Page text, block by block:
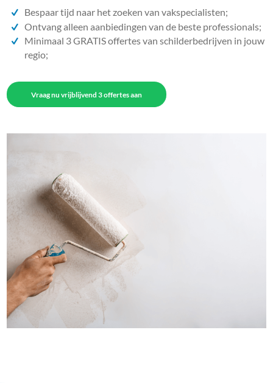
Bespaar tijd naar het zoeken van vakspecialisten;
Ontvang alleen aanbiedingen van de beste professionals;
Minimaal 3 GRATIS offertes van schilderbedrijven in jouw
regio;
Vraag nu vrijblijvend 3 offertes aan